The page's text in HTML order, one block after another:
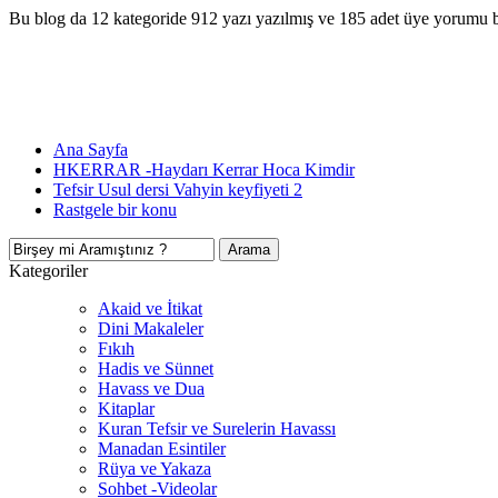
Bu blog da 12 kategoride 912 yazı yazılmış ve 185 adet üye yorumu
Ana Sayfa
HKERRAR -Haydarı Kerrar Hoca Kimdir
Tefsir Usul dersi Vahyin keyfiyeti 2
Rastgele bir konu
Kategoriler
Akaid ve İtikat
Dini Makaleler
Fıkıh
Hadis ve Sünnet
Havass ve Dua
Kitaplar
Kuran Tefsir ve Surelerin Havassı
Manadan Esintiler
Rüya ve Yakaza
Sohbet -Videolar